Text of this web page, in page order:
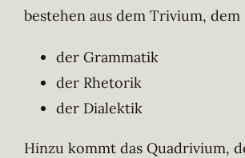
bestehen aus dem Trivium, dem
der Grammatik
der Rhetorik
der Dialektik
Hinzu kommt das Quadrivium,